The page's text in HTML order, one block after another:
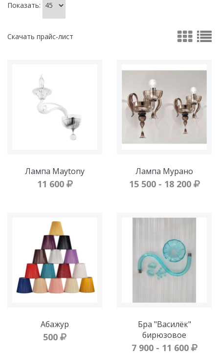
Показать:
Скачать прайс-лист
Лампа Maytony
11 600
Лампа Мурано
15 500 - 18 200
Абажур
500
Бра "Василёк"
бирюзовое
7 900 - 11 600